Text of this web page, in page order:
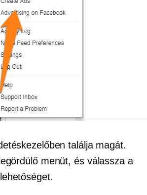
találja magát.
legördülőmenüt, és válassza a